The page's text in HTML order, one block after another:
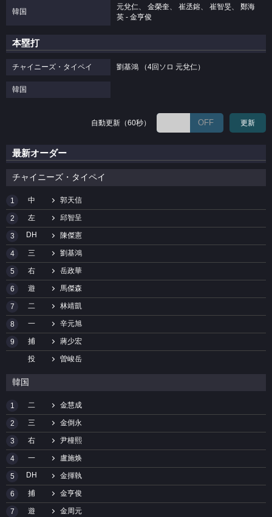
韓国
元兌仁、 金榮奎、 崔丞鎔、 崔智旻、 鄭海
英 ‐ 金亨俊
本塁打
チャイニーズ・タイペイ 劉基鴻 （4回ソロ 元兌仁）
韓国
自動更新（60秒） OFF 更新
最新オーダー
チャイニーズ・タイペイ
1 中 郭天信
2 左 邱智呈
3 DH 陳傑憲
4 三 劉基鴻
5 右 岳政華
6 遊 馬傑森
7 二 林靖凱
8 一 辛元旭
9 捕 蔣少宏
投 曽峻岳
韓国
1 二 金慧成
2 三 金倒永
3 右 尹橦熙
4 一 盧施焕
5 DH 金揮執
6 捕 金亨俊
7 遊 金周元